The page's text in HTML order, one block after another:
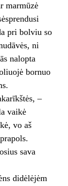
marmūzė
pri bolviu so
ni
nalopta
bornuo
–
vaikė
vo aš
sava
didėlėjėm